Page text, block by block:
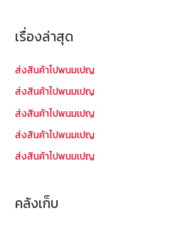
ห
รั
เรื่องล่าสุด
ส่งสินค้าไปพนมเปญ
ส่งสินค้าไปพนมเปญ
ส่งสินค้าไปพนมเปญ
ส่งสินค้าไปพนมเปญ
ส่งสินค้าไปพนมเปญ
คลังเก็บ